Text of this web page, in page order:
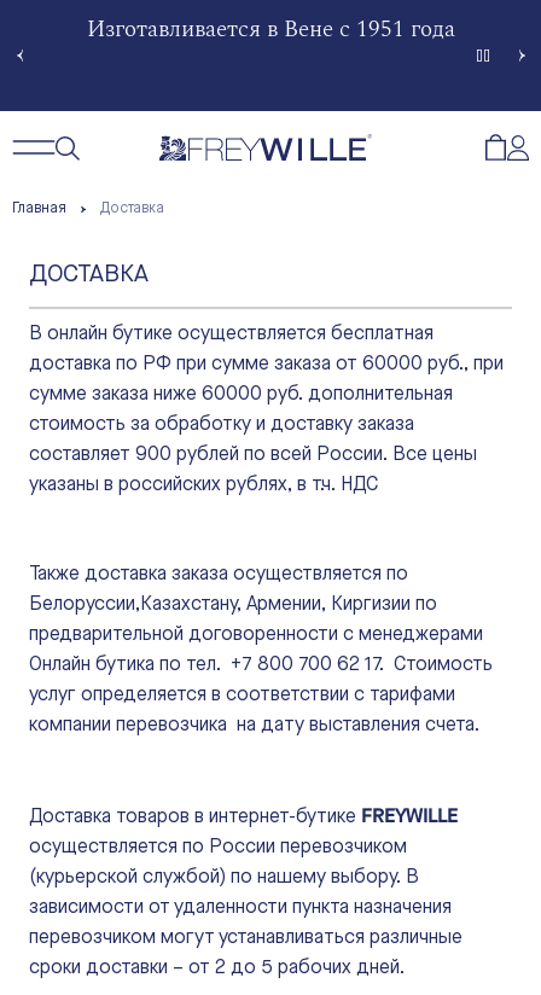
Изготавливается в Вене с 1951 года
Открыть / Закрыть навигацию
Открытый поиск
Главная Доставка
ДОСТАВКА
В онлайн бутике осуществляется бесплатная
доставка по РФ при сумме заказа от 60000 руб., при
сумме заказа ниже 60000 руб. дополнительная
стоимость за обработку и доставку заказа
составляет 900 рублей по всей России. Все цены
указаны в российских рублях, в т.ч. НДС
Также доставка заказа осуществляется по
Белоруссии,Казахстану, Армении, Киргизии по
предварительной договоренности с менеджерами
Онлайн бутика по тел. +7 800 700 62 17. Стоимость
услуг определяется в соответствии с тарифами
компании перевозчика на дату выставления счета.
Доставка товаров в интернет-бутике FREYWILLE
осуществляется по России перевозчиком
(курьерской службой) по нашему выбору. В
зависимости от удаленности пункта назначения
перевозчиком могут устанавливаться различные
сроки доставки – от 2 до 5 рабочих дней.